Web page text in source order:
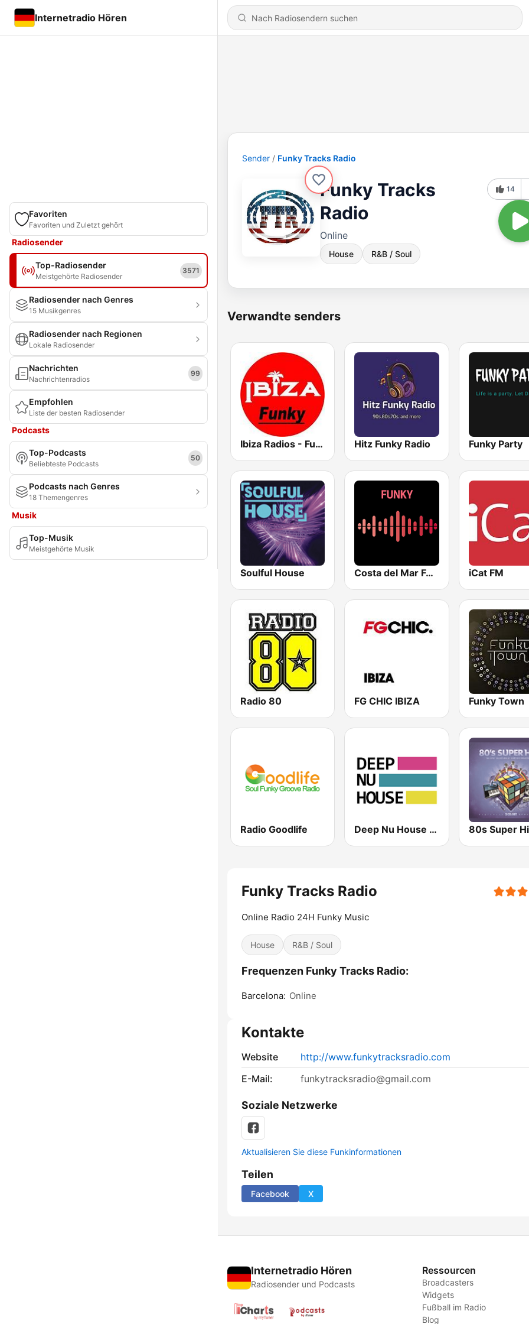
Internetradio Hören
Favoriten
Favoriten und Zuletzt gehört
Radiosender
Top-Radiosender
Meistgehörte Radiosender
3571
Radiosender nach Genres
15 Musikgenres
Radiosender nach Regionen
Lokale Radiosender
Nachrichten
Nachrichtenradios
99
Empfohlen
Liste der besten Radiosender
Podcasts
Top-Podcasts
Beliebteste Podcasts
50
Podcasts nach Genres
18 Themengenres
Musik
Top-Musik
Meistgehörte Musik
Sender Funky Tracks Radio
Funky Tracks
Radio
Online
House R&B / Soul
14
Verwandte senders
Ibiza Radios - Funky Hitz Funky Radio Funky Party
Soulful House Costa del Mar Funky iCat FM
Radio 80 FG CHIC IBIZA Funky Town
Radio Goodlife Deep Nu House Radio by SO&SO 80s Super
Funky Tracks Radio
Online Radio 24H Funky Music
House R&B / Soul
Frequenzen Funky Tracks Radio:
Barcelona: Online
Kontakte
Website
http://www.funkytracksradio.com
E-Mail:
funkytracksradio@gmail.com
Soziale Netzwerke
Aktualisieren Sie diese Funkinformationen
Teilen
Facebook X
Internetradio Hören
Radiosender und Podcasts
Ressourcen
Broadcasters
Widgets
Fußball im Radio
Blog